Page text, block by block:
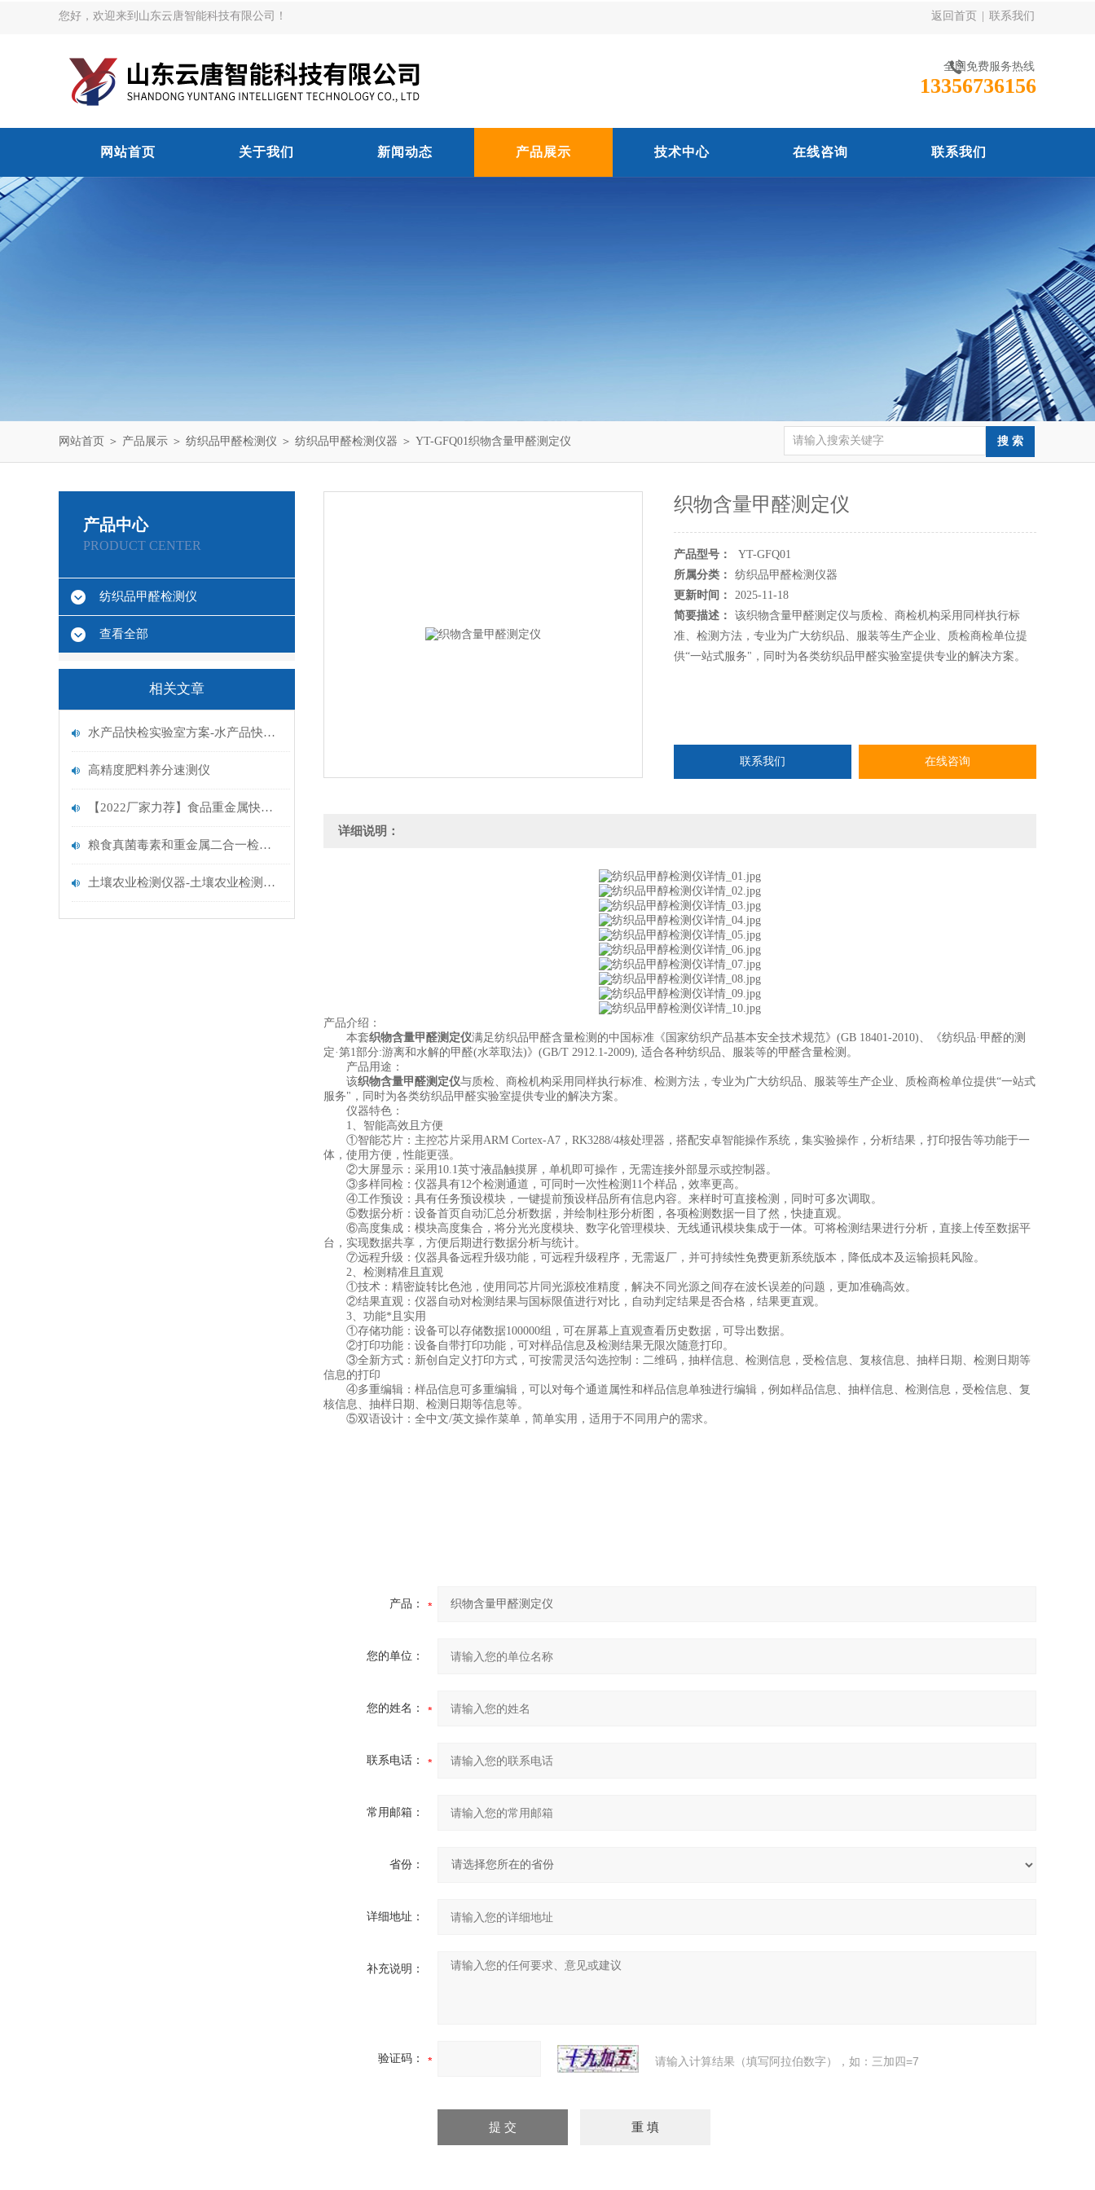
您好，欢迎来到山东云唐智能科技有限公司！ 返回首页 联系我们
全国免费服务热线
13356736156
网站首页 关于我们 新闻动态 产品展示 技术中心 在线咨询 联系我们
网站首页 ＞ 产品展示 ＞ 纺织品甲醛检测仪 ＞ 纺织品甲醛检测仪器 ＞ YT-GFQ01织物含量甲醛测定仪
产品中心
PRODUCT CENTER
纺织品甲醛检测仪
查看全部
相关文章
水产品快检实验室方案-水产品快检实验室方案@厂家推荐
高精度肥料养分速测仪
【2022厂家力荐】食品重金属快速检测仪器原理@食品重金属检测仪器推荐
粮食真菌毒素和重金属二合一检测仪.云唐精选粮食安全检测仪
土壤农业检测仪器-土壤农业检测仪器-土壤农业检测仪器
织物含量甲醛测定仪
产品型号：
YT-GFQ01
所属分类：
纺织品甲醛检测仪器
更新时间：
2025-11-18
简要描述：
该织物含量甲醛测定仪与质检、商检机构采用同样执行标
准、检测方法，专业为广大纺织品、服装等生产企业、质检商检单位提
供“一站式服务"，同时为各类纺织品甲醛实验室提供专业的解决方案。
联系我们 在线咨询
详细说明：
产品介绍：
本套织物含量甲醛测定仪满足纺织品甲醛含量检测的中国标准《国家纺织产品基本安全技术规范》(GB 18401-2010)、《纺织品·甲醛的测
定·第1部分:游离和水解的甲醛(水萃取法)》(GB/T 2912.1-2009), 适合各种纺织品、服装等的甲醛含量检测。
产品用途：
该织物含量甲醛测定仪与质检、商检机构采用同样执行标准、检测方法，专业为广大纺织品、服装等生产企业、质检商检单位提供“一站式
服务"，同时为各类纺织品甲醛实验室提供专业的解决方案。
仪器特色：
1、智能高效且方便
①智能芯片：主控芯片采用ARM Cortex-A7，RK3288/4核处理器，搭配安卓智能操作系统，集实验操作，分析结果，打印报告等功能于一
体，使用方便，性能更强。
②大屏显示：采用10.1英寸液晶触摸屏，单机即可操作，无需连接外部显示或控制器。
③多样同检：仪器具有12个检测通道，可同时一次性检测11个样品，效率更高。
④工作预设：具有任务预设模块，一键提前预设样品所有信息内容。来样时可直接检测，同时可多次调取。
⑤数据分析：设备首页自动汇总分析数据，并绘制柱形分析图，各项检测数据一目了然，快捷直观。
⑥高度集成：模块高度集合，将分光光度模块、数字化管理模块、无线通讯模块集成于一体。可将检测结果进行分析，直接上传至数据平
台，实现数据共享，方便后期进行数据分析与统计。
⑦远程升级：仪器具备远程升级功能，可远程升级程序，无需返厂，并可持续性免费更新系统版本，降低成本及运输损耗风险。
2、检测精准且直观
①技术：精密旋转比色池，使用同芯片同光源校准精度，解决不同光源之间存在波长误差的问题，更加准确高效。
②结果直观：仪器自动对检测结果与国标限值进行对比，自动判定结果是否合格，结果更直观。
3、功能*且实用
①存储功能：设备可以存储数据100000组，可在屏幕上直观查看历史数据，可导出数据。
②打印功能：设备自带打印功能，可对样品信息及检测结果无限次随意打印。
③全新方式：新创自定义打印方式，可按需灵活勾选控制：二维码，抽样信息、检测信息，受检信息、复核信息、抽样日期、检测日期等
信息的打印
④多重编辑：样品信息可多重编辑，可以对每个通道属性和样品信息单独进行编辑，例如样品信息、抽样信息、检测信息，受检信息、复
核信息、抽样日期、检测日期等信息等。
⑤双语设计：全中文/英文操作菜单，简单实用，适用于不同用户的需求。
产品：
您的单位：
您的姓名：
联系电话：
常用邮箱：
省份：
详细地址：
补充说明：
验证码： 请输入计算结果（填写阿拉伯数字），如：三加四=7